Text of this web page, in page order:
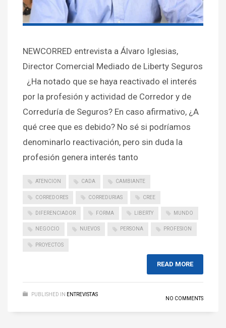
NEWCORRED entrevista a Álvaro Iglesias,
Director Comercial Mediado de Liberty Seguros
¿Ha notado que se haya reactivado el interés
por la profesión y actividad de Corredor y de
Correduría de Seguros? En caso afirmativo, ¿A
qué cree que es debido? No sé si podríamos
denominarlo reactivación, pero sin duda la
profesión genera interés tanto
ATENCION CADA CAMBIANTE
CORREDORES CORREDURIAS CREE
DIFERENCIADOR FORMA LIBERTY MUNDO
NEGOCIO NUEVOS PERSONA PROFESION
PROYECTOS
READ MORE
PUBLISHED IN ENTREVISTAS
NO COMMENTS